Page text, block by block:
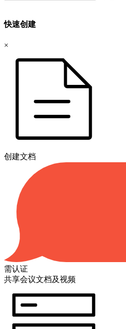
快速创建
×
创建文档
需认证
共享会议文档及视频